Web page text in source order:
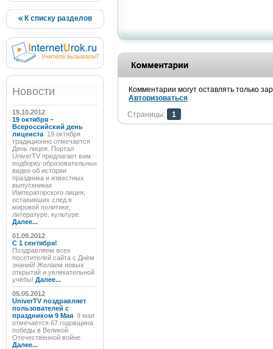
К списку разделов
Новости
19.10.2012
19 октября –
Всероссийский день
лицеиста 19 октября
традиционно отмечается
День лицея. Портал
UniverTV предлагает вам
подборку образовательных
видео об истории
праздника и известных
выпускниках
Императорского лицея,
оставивших след в
мировой политике,
литературе, культуре.
Далее...
01.09.2012
C 1 сентября!
Поздравляем всех
посетителей сайта с Днём
знаний! Желаем новых
открытий и увлекательной
учёбы! Далее...
05.05.2012
UniverTV поздравляет
пользователей с
праздником 9 Мая 9 мая
отмечается 67 годовщина
победы в Великой
Отечественной войне.
Далее...
Комментарии могут оставлять только
Авторизоваться
Страницы:
1